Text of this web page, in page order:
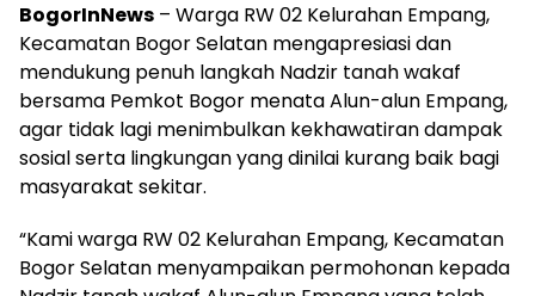
BogorInNews – Warga RW 02 Kelurahan Empang,
Kecamatan Bogor Selatan mengapresiasi dan
mendukung penuh langkah Nadzir tanah wakaf
bersama Pemkot Bogor menata Alun-alun Empang,
agar tidak lagi menimbulkan kekhawatiran dampak
sosial serta lingkungan yang dinilai kurang baik bagi
masyarakat sekitar.
“Kami warga RW 02 Kelurahan Empang, Kecamatan
Bogor Selatan menyampaikan permohonan kepada